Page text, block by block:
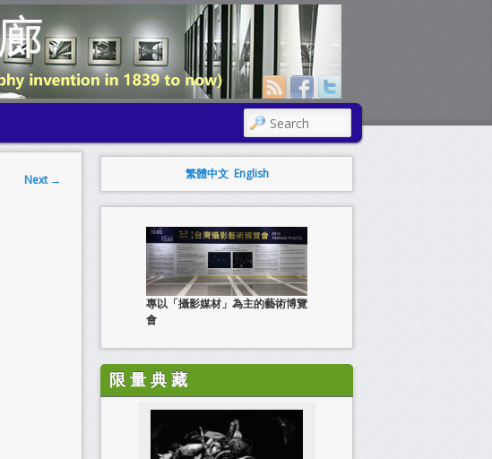
SEARCH
Next → 繁體中文 English
專以「攝影媒材」為主的藝術博覽
會
限 量 典 藏